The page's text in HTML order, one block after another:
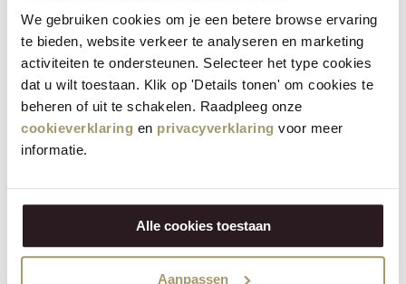
We gebruiken cookies om je een betere browse ervaring
te bieden, website verkeer te analyseren en marketing
activiteiten te ondersteunen. Selecteer het type cookies
dat u wilt toestaan. Klik op 'Details tonen' om cookies te
beheren of uit te schakelen. Raadpleeg onze
cookieverklaring en privacyverklaring voor meer
informatie.
Alle cookies toestaan
Aanpassen
wie jeder Käse Ihr Gericht bereichern kann. Buon appetito!
Dieses Rezept wurde von Henri Willig in Auftrag gegeben und
vonCiaoTutti kreiert.
Ist das Rezept gelungen?
Lassen Sie uns wissen, was Sie davon halten!